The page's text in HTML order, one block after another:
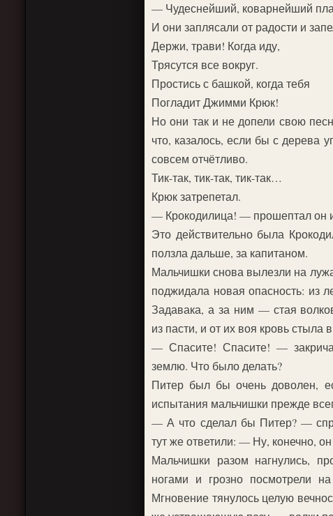
— Чудеснейший, коварнейший
И они заплясали от радости и
Держи, трави! Когда иду,
Трясутся все вокруг.
Простись с башкой, когда тебя
Погладит Джимми Крюк!
Но они так и не допели свою
что, казалось, если бы с дерева
совсем отчётливо.
Тик-так, тик-так, тик-так…
Крюк затрепетал.
— Крокодилица! — прошептал он
Это действительно была
ползла дальше, за капитаном.
Мальчишки снова вылезли на
поджидала новая опасность: из
Задавака, а за ним — стая
из пасти, и от их воя кровь стыла
— Спасите! Спасите! —
землю. Что было делать?
Питер был бы очень доволен,
испытания мальчишки прежде
— А что сделал бы Питер? —
тут же ответили: — Ну, конечно,
Мальчишки разом нагнулись,
ногами и грозно посмотрели
Мгновение тянулось целую